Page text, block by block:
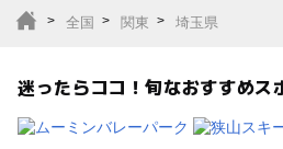
サファリパーク
植
ク
全国 関東 埼玉県
迷ったらココ！旬なおすすめス